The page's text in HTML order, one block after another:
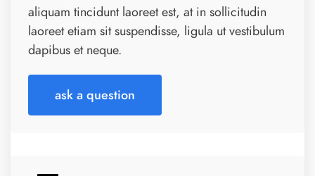
aliquam tincidunt laoreet est, at in sollicitudin
laoreet etiam sit suspendisse, ligula ut vestibulum
dapibus et neque.
ask a question